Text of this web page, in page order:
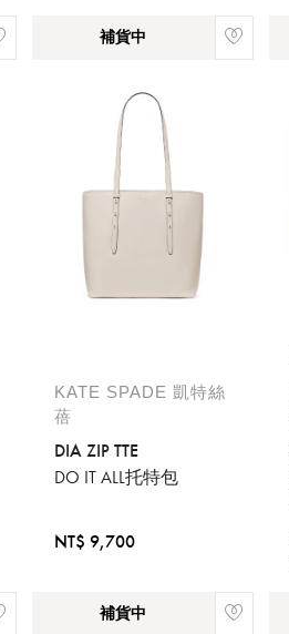
補貨中
KATE SPADE 凱特絲
蓓
DIA ZIP TTE
DO IT ALL托特包
NT$ 9,700
補貨中